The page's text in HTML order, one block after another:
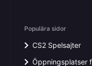
Populära sidor
CS2 Spelsajter
Öppningsplatser